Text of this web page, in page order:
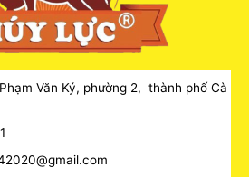
Văn Ký, phường 2, thành phố Cà